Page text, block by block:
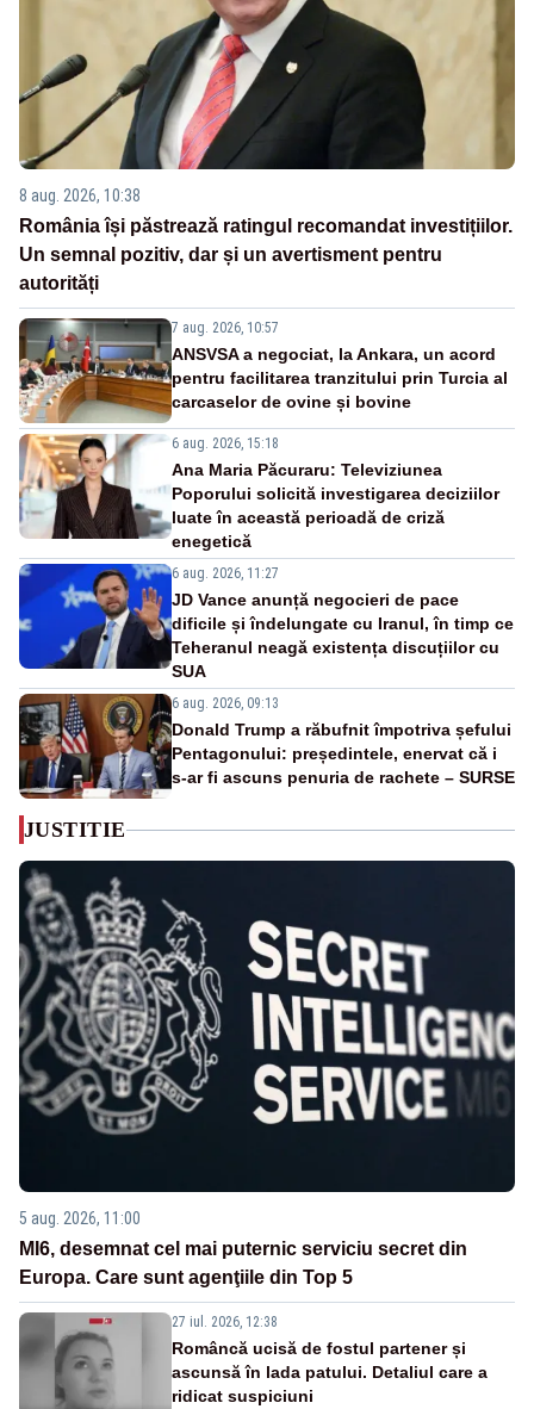
8 aug. 2026, 10:38
România își păstrează ratingul recomandat investițiilor.
Un semnal pozitiv, dar și un avertisment pentru
autorități
7 aug. 2026, 10:57
ANSVSA a negociat, la Ankara, un acord
pentru facilitarea tranzitului prin Turcia al
carcaselor de ovine și bovine
6 aug. 2026, 15:18
Ana Maria Păcuraru: Televiziunea
Poporului solicită investigarea deciziilor
luate în această perioadă de criză
enegetică
6 aug. 2026, 11:27
JD Vance anunță negocieri de pace
dificile și îndelungate cu Iranul, în timp ce
Teheranul neagă existența discuțiilor cu
SUA
6 aug. 2026, 09:13
Donald Trump a răbufnit împotriva șefului
Pentagonului: președintele, enervat că i
s-ar fi ascuns penuria de rachete – SURSE
JUSTITIE
5 aug. 2026, 11:00
MI6, desemnat cel mai puternic serviciu secret din
Europa. Care sunt agenţiile din Top 5
27 iul. 2026, 12:38
Româncă ucisă de fostul partener și
ascunsă în lada patului. Detaliul care a
ridicat suspiciuni